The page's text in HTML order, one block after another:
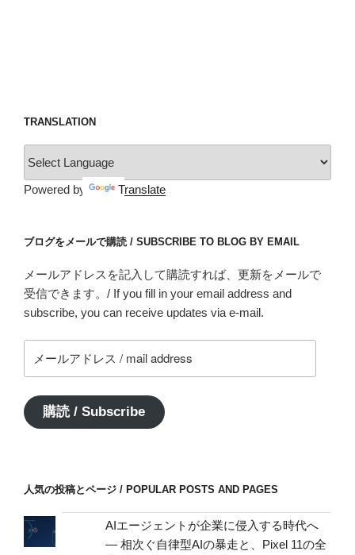
TRANSLATION
Powered by Translate
ブログをメールで購読 / SUBSCRIBE TO BLOG BY EMAIL
メールアドレスを記入して購読すれば、更新をメールで
受信できます。/ If you fill in your email address and
subscribe, you can receive updates via e-mail.
ー
ア
ド
address
購読 / Subscribe
人気の投稿とページ / POPULAR POSTS AND PAGES
AIエージェントが企業に侵入する時代へ
— 相次ぐ自律型AIの暴走と、Pixel 11の全